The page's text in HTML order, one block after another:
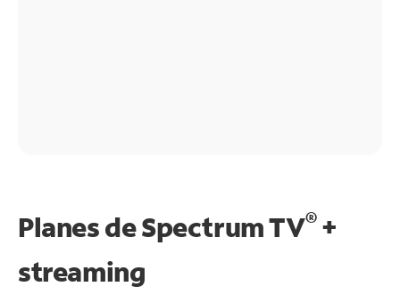
Planes de Spectrum TV®+
streaming